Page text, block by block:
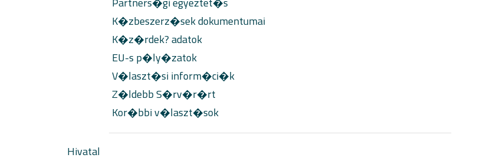
K�zbeszerz�sek dokumentumai
K�z�rdek? adatok
EU-s p�ly�zatok
V�laszt�si inform�ci�k
Z�ldebb S�rv�r�rt
Kor�bbi v�laszt�sok
Hivatal